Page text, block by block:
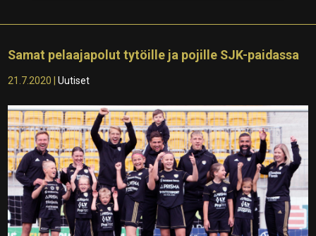
Samat pelaajapolut tytöille ja pojille SJK-paidassa
21.7.2020 |Uutiset